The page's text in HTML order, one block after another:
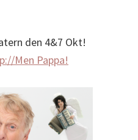
den 4&7 Okt!
Men Pappa!